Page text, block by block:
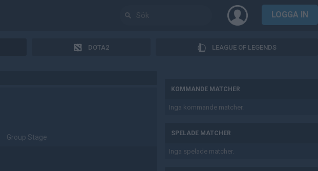
LOGGA IN
DOTA2 LEAGUE OF LEGENDS
Group Stage
KOMMANDE MATCHER
Inga kommande matcher.
SPELADE MATCHER
Inga spelade matcher.